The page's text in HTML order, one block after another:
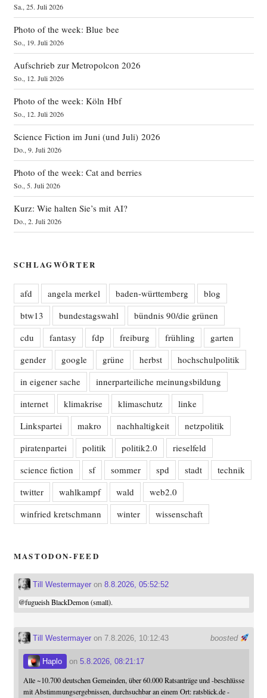
Sa., 25. Juli 2026
Photo of the week: Blue bee
So., 19. Juli 2026
Aufschrieb zur Metropolcon 2026
So., 12. Juli 2026
Photo of the week: Köln Hbf
So., 12. Juli 2026
Science Fiction im Juni (und Juli) 2026
Do., 9. Juli 2026
Photo of the week: Cat and berries
So., 5. Juli 2026
Kurz: Wie halten Sie’s mit AI?
Do., 2. Juli 2026
SCHLAGWÖRTER
afd angela merkel baden-württemberg
blog
btw13
bundestagswahl
bündnis 90/die grünen
cdu
fantasy fdp freiburg frühling
garten
gender
google grüne herbst
hochschulpolitik
in eigener sache
innerparteiliche meinungsbildung
internet
klimakrise klimaschutz
linke
Linkspartei
makro nachhaltigkeit
netzpolitik
piratenpartei
politik politik2.0
rieselfeld
science fiction
sf sommer spd stadt
technik
twitter
wahlkampf wald
web2.0
winfried kretschmann
winter wissenschaft
MASTODON-FEED
Till Westermayeron 8.8.2026, 05:52:52
@fugueishBlackDemon (small).
boosted
Till Westermayeron 7.8.2026, 10:12:43
Haplo on 5.8.2026, 08:21:17
Alle ~10.700 deutschen Gemeinden, über 60.000 Ratsanträge und -beschlüsse
mit Abstimmungsergebnissen, durchsuchbar an einem Ort: ratsblick.de -